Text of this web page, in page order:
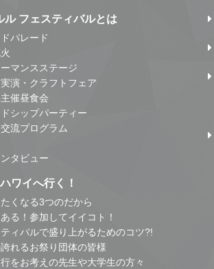
フェスティバルとは
パレード
マンスステージ
演・クラフトフェア
催昼食会
シップパーティー
流プログラム
タビュー
ワイへ行く！
くなる3つのだから
る！参加してイイコト！
ィバルで盛り上がるためのコツ?!
れるお祭り団体の皆様
をお考えの先生や大学生の方々